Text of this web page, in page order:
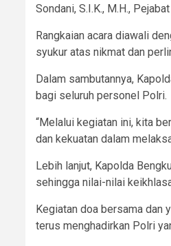
Sondani, S.I.K., M.H.,
Rangkaian acara diawali
syukur atas nikmat dan
Dalam sambutannya,
bagi seluruh personel Polri.
“Melalui kegiatan ini, kita
dan kekuatan dalam
Lebih lanjut, Kapolda
sehingga nilai-nilai
Kegiatan doa bersama dan
terus menghadirkan Polri